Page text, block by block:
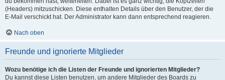
(Headers) mitzuschicken. Diese enthalten Details über den Benutzer, der die
E-Mail verschickt hat. Der Administrator kann dann entsprechend reagieren.
Nach oben
Freunde und ignorierte Mitglieder
Wozu benötige ich die Listen der Freunde und ignorierten Mitglieder?
Du kannst diese Listen benutzen, um andere Mitglieder des Boards zu